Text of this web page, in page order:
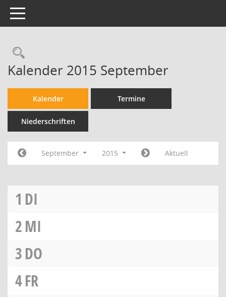
Toggle navigation
Kalender 2015 September
Kalender Termine
Niederschriften
September 2015 Aktuell
1 DI
2MI
3DO
4FR